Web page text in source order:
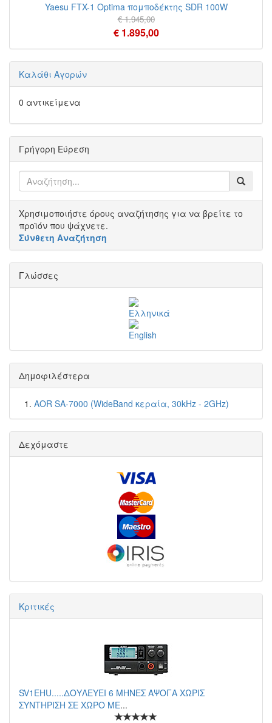
Yaesu FTX-1 Optima πομποδέκτης SDR 100W
€ 1.945,00
€ 1.895,00
Καλάθι Αγορών
0 αντικείμενα
Γρήγορη Εύρεση
Χρησιμοποιήστε όρους αναζήτησης για να βρείτε το
προϊόν που ψάχνετε.
Σύνθετη Αναζήτηση
Γλώσσες
Δημοφιλέστερα
AOR SA-7000 (WideBand κεραία, 30kHz - 2GHz)
Δεχόμαστε
Κριτικές
SV1EHU.....ΔΟΥΛΕΥΕΙ 6 ΜΗΝΕΣ ΑΨΟΓΑ ΧΩΡΙΣ
ΣΥΝΤΗΡΙΣΗ ΣΕ ΧΩΡΟ ΜΕ...